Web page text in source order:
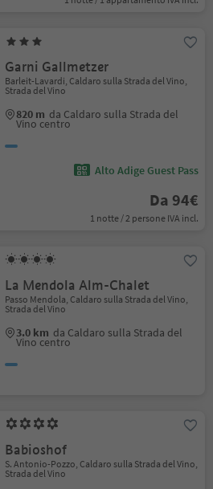
Garni Gallmetzer
Barleit-Lavardi, Caldaro sulla Strada del Vino,
Strada del Vino
820 m da Caldaro sulla Strada del
Vino centro
Alto Adige Guest Pass
Da 94€
1 notte / 2 persone IVA incl.
La Mendola Alm-Chalet
Passo Mendola, Caldaro sulla Strada del Vino,
Strada del Vino
3.0 km da Caldaro sulla Strada del
Vino centro
Babioshof
S. Antonio-Pozzo, Caldaro sulla Strada del Vino,
Strada del Vino